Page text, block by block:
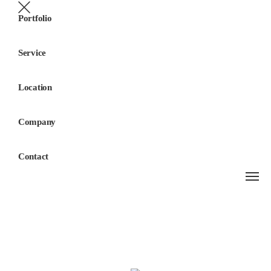
Portfolio
Service
Location
Company
Contact